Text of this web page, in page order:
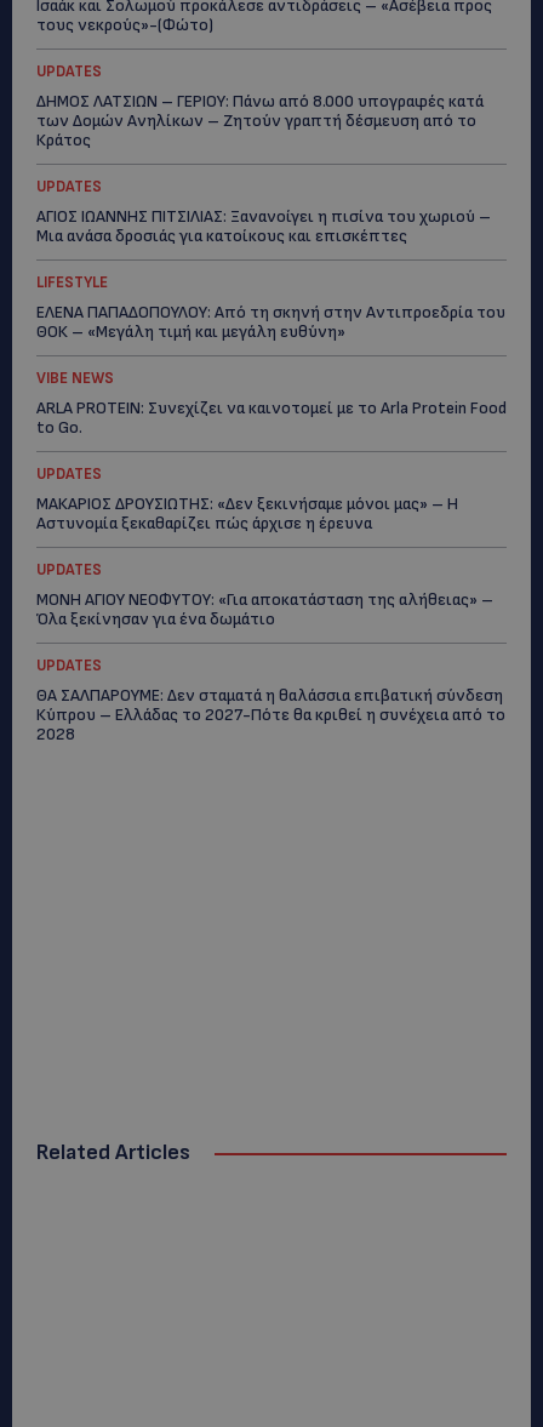
Ισαάκ και Σολωμού προκάλεσε αντιδράσεις – «Ασέβεια προς
τους νεκρούς»-(Φώτο)
UPDATES
ΔΗΜΟΣ ΛΑΤΣΙΩΝ – ΓΕΡΙΟΥ: Πάνω από 8.000 υπογραφές κατά
των Δομών Ανηλίκων – Ζητούν γραπτή δέσμευση από το
Κράτος
UPDATES
ΑΓΙΟΣ ΙΩΑΝΝΗΣ ΠΙΤΣΙΛΙΑΣ: Ξανανοίγει η πισίνα του χωριού –
Μια ανάσα δροσιάς για κατοίκους και επισκέπτες
LIFESTYLE
ΕΛΕΝΑ ΠΑΠΑΔΟΠΟΥΛΟΥ: Από τη σκηνή στην Αντιπροεδρία του
ΘΟΚ – «Μεγάλη τιμή και μεγάλη ευθύνη»
VIBE NEWS
ARLA PROTEIN: Συνεχίζει να καινοτομεί με το Arla Protein Food
to Go.
UPDATES
ΜΑΚΑΡΙΟΣ ΔΡΟΥΣΙΩΤΗΣ: «Δεν ξεκινήσαμε μόνοι μας» – Η
Αστυνομία ξεκαθαρίζει πώς άρχισε η έρευνα
UPDATES
ΜΟΝΗ ΑΓΙΟΥ ΝΕΟΦΥΤΟΥ: «Για αποκατάσταση της αλήθειας» –
Όλα ξεκίνησαν για ένα δωμάτιο
UPDATES
ΘΑ ΣΑΛΠΑΡΟΥΜΕ: Δεν σταματά η θαλάσσια επιβατική σύνδεση
Κύπρου – Ελλάδας το 2027-Πότε θα κριθεί η συνέχεια από το
2028
Related Articles